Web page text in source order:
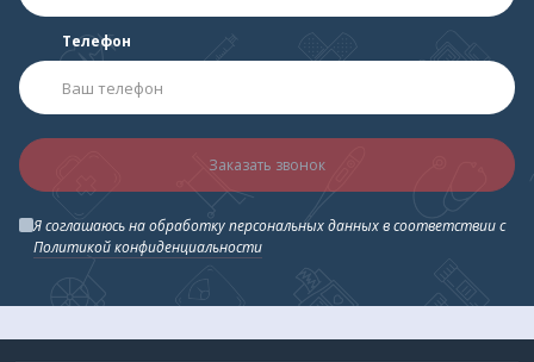
Брызгозащитное исполнение;
Работа в условиях повышенной влажности;
Допускается санобработка (дезинфекция и
обработка кварцем);
Телефон
Заказать звонок
Я соглашаюсь на обработку персональных данных в соответствии с
Политикой конфиденциальности